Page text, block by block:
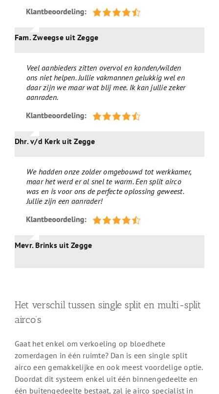
Fam. Zweegse uit Zegge
Veel aanbieders zitten overvol en konden/wilden
ons niet helpen. Jullie vakmannen gelukkig wel en
daar zijn we maar wat blij mee. Ik kan jullie zeker
aanraden.
Dhr. v/d Kerk uit Zegge
We hadden onze zolder omgebouwd tot werkkamer,
maar het werd er al snel te warm. Een split airco
was en is voor ons de perfecte oplossing geweest.
Jullie zijn een aanrader!
Mevr. Brinks uit Zegge
Het verschil tussen single split en multi-split
airco’s
Gaat het enkel om verkoeling op bloedhete
zomerdagen in één ruimte? Dan is een single split
airco een gemakkelijke en ook meest voordelige optie.
Doordat dit systeem enkel uit één binnengedeelte en
één buitengedeelte bestaat, zal je airco specialist in